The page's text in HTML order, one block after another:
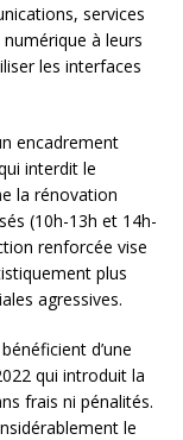
services
à leurs
les interfaces
encadrement
interdit le
la rénovation
(10h-13h et 14h-
renforcée vise
plus
agressives.
bénéficient d’une
qui introduit la
frais ni pénalités.
le